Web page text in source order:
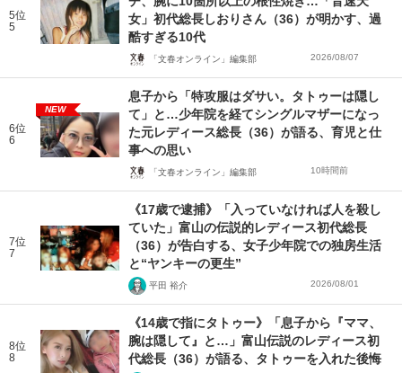
5位
5
女」初代総長しおりさん（36）が明かす、過
酷すぎる10代
「文春オンライン」編集部 2026/08/07
6位
6
NEW
息子から「特攻服はダサい。タトゥーは隠し
て」と…少年院を経てシングルマザーになっ
た元レディース総長（36）が語る、育児と仕
事への思い
「文春オンライン」編集部 10時間前
7位
7
《17歳で逮捕》「入っていなければ人を殺し
ていた」富山の伝説的レディース初代総長
（36）が告白する、女子少年院での独房生活
と“ヤンキーの更生”
平田 裕介 2026/08/01
8位
8
《14歳で指にタトゥー》「息子から『ママ、
腕は隠して』と…」富山伝説のレディース初
代総長（36）が語る、タトゥーを入れた後悔